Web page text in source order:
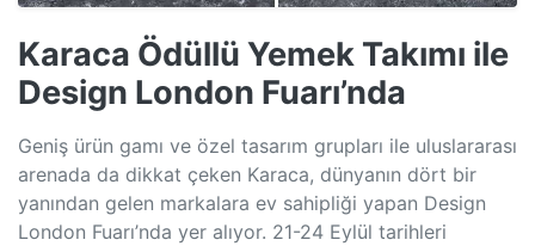
Karaca Ödüllü Yemek Takımı ile
Design London Fuarı’nda
Geniş ürün gamı ve özel tasarım grupları ile uluslararası
arenada da dikkat çeken Karaca, dünyanın dört bir
yanından gelen markalara ev sahipliği yapan Design
London Fuarı’nda yer alıyor. 21-24 Eylül tarihleri